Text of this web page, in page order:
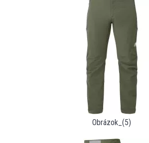
Obrázok_(5)